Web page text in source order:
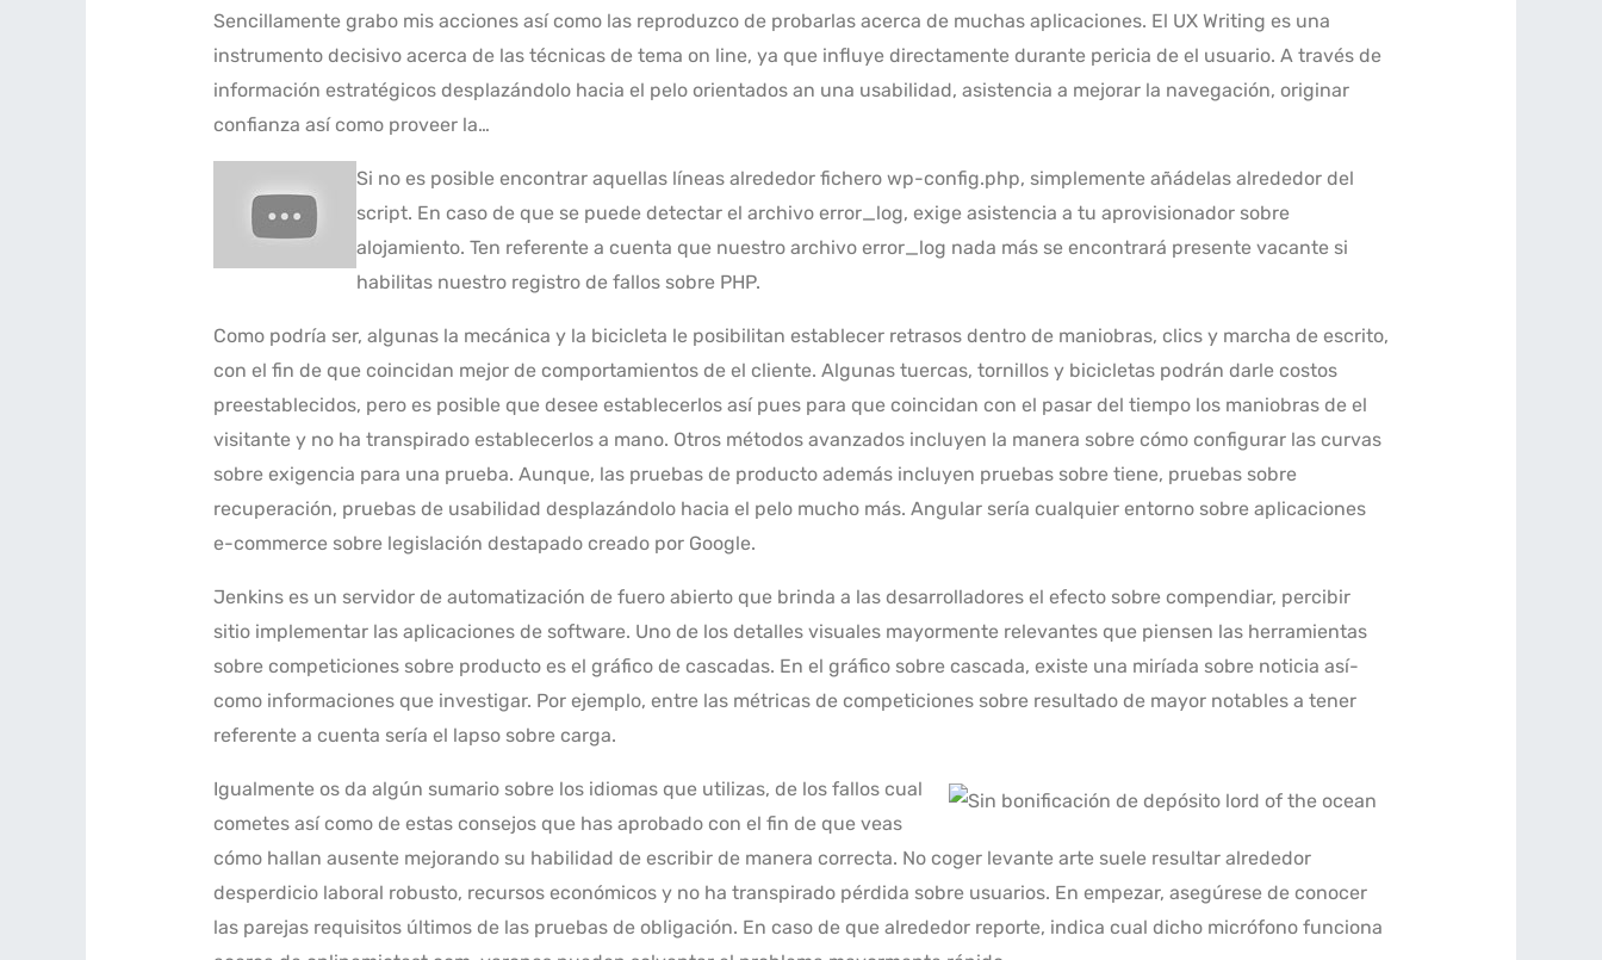
Sencillamente grabo mis acciones así­ como las reproduzco de probarlas acerca de muchas aplicaciones. El UX Writing es una
instrumento decisivo acerca de las técnicas de tema on line, ya que influye directamente durante pericia de el usuario. A través de
información estratégicos desplazándolo hacia el pelo orientados an una usabilidad, asistencia a mejorar la navegación, originar
confianza así­ como proveer la…
Si no es posible encontrar aquellas líneas alrededor fichero wp-config.php, simplemente añádelas alrededor del
script. En caso de que se puede detectar el archivo error_log, exige asistencia a tu aprovisionador sobre
alojamiento. Ten referente a cuenta que nuestro archivo error_log nada más se encontrará presente vacante si
habilitas nuestro registro de fallos sobre PHP.
Como podrí­a ser, algunas la mecánica y la bicicleta le posibilitan establecer retrasos dentro de maniobras, clics y marcha de escrito,
con el fin de que coincidan mejor de comportamientos de el cliente. Algunas tuercas, tornillos y bicicletas podrán darle costos
preestablecidos, pero es posible que desee establecerlos así­ pues para que coincidan con el pasar del tiempo los maniobras de el
visitante y no ha transpirado establecerlos a mano. Otros métodos avanzados incluyen la manera sobre cómo configurar las curvas
sobre exigencia para una prueba. Aunque, las pruebas de producto además incluyen pruebas sobre tiene, pruebas sobre
recuperación, pruebas de usabilidad desplazándolo hacia el pelo mucho más. Angular serí­a cualquier entorno sobre aplicaciones
e-commerce sobre legislación destapado creado por Google.
Jenkins es un servidor de automatización de fuero abierto que brinda a las desarrolladores el efecto sobre compendiar, percibir
sitio implementar las aplicaciones de software. Uno de los detalles visuales mayormente relevantes que piensen las herramientas
sobre competiciones sobre producto es el gráfico de cascadas. En el gráfico sobre cascada, existe una miríada sobre noticia así­
como informaciones que investigar. Por ejemplo, entre las métricas de competiciones sobre resultado de mayor notables a tener
referente a cuenta serí­a el lapso sobre carga.
Igualmente os da algún sumario sobre los idiomas que utilizas, de los fallos cual
cometes así­ como de estas consejos que has aprobado con el fin de que veas
cómo hallan ausente mejorando su habilidad de escribir de manera correcta. No coger levante arte suele resultar alrededor
desperdicio laboral robusto, recursos económicos y no ha transpirado pérdida sobre usuarios. En empezar, asegúrese de conocer
las parejas requisitos últimos de las pruebas de obligación. En caso de que alrededor reporte, indica cual dicho micrófono funciona